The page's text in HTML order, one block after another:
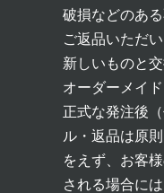
破損などのあ
ご返品いただ
新しいものと
オーダーメイ
正式な発注後
ル・返品は原
をえず、お客
される場合に